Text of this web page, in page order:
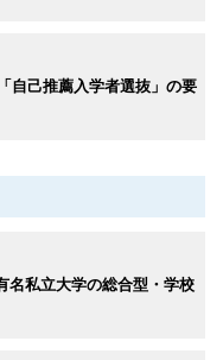
自己推薦入学者選抜」の要
名私立大学の総合型・学校